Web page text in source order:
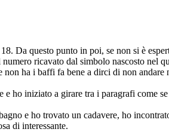
Da questo punto in poi, se non si è
ricavato dal simbolo nascosto nel
ha i baffi fa bene a dirci di non
ho iniziato a girare tra i paragrafi come
e ho trovato un cadavere, ho
di interessante.